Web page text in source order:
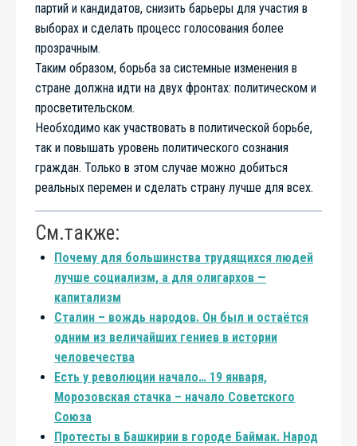
партий и кандидатов, снизить барьеры для участия в
выборах и сделать процесс голосования более
прозрачным.
Таким образом, борьба за системные изменения в
стране должна идти на двух фронтах: политическом и
просветительском.
Необходимо как участвовать в политической борьбе,
так и повышать уровень политического сознания
граждан. Только в этом случае можно добиться
реальных перемен и сделать страну лучше для всех.
См.также:
Почему для большинства трудящихся людей
лучше социализм, а для олигархов —
капитализм
Сталин – вождь народов. Он был и остаётся
одним из величайших гениев в истории
человечества
Есть у революции начало… 19 января,
Морозовская стачка – начало Советского
Союза
Протесты в Башкирии в городе Баймак. Народ